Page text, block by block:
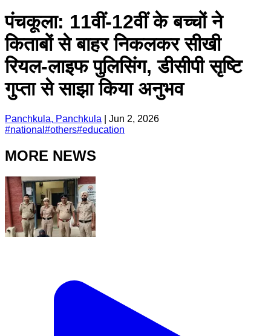
पंचकूला: 11वीं-12वीं के बच्चों ने
किताबों से बाहर निकलकर सीखी
रियल-लाइफ पुलिसिंग, डीसीपी सृष्टि
गुप्ता से साझा किया अनुभव
Panchkula, Panchkula
Jun 2, 2026
#national #others#education
MORE NEWS